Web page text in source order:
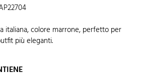
italiana, colore marrone, perfetto per
più eleganti.